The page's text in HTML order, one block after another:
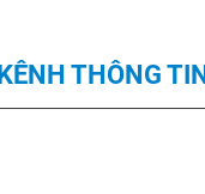
KÊNH THÔNG TIN